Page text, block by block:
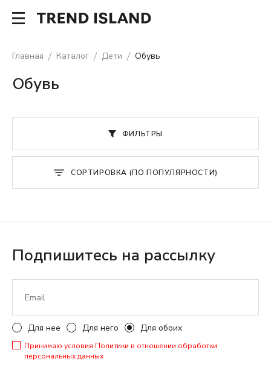
Главная Каталог Дети Обувь
Обувь
ФИЛЬТРЫ
СОРТИРОВКА (ПО ПОПУЛЯРНОСТИ)
Подпишитесь на рассылку
Для нее Для него Для обоих
Принимаю условия Политики в отношении обработки
персональных данных